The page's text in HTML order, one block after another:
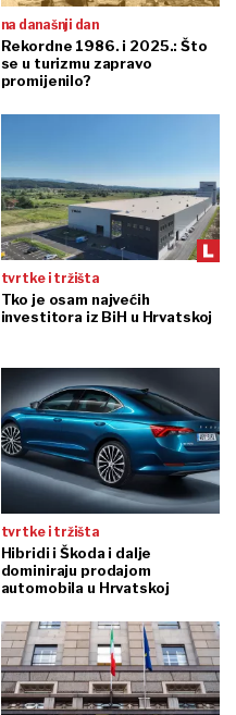
na današnji dan
Rekordne 1986. i 2025.: Što
se u turizmu zapravo
promijenilo?
tvrtke i tržišta
Tko je osam najvećih
investitora iz BiH u Hrvatskoj
tvrtke i tržišta
Hibridi i Škoda i dalje
dominiraju prodajom
automobila u Hrvatskoj